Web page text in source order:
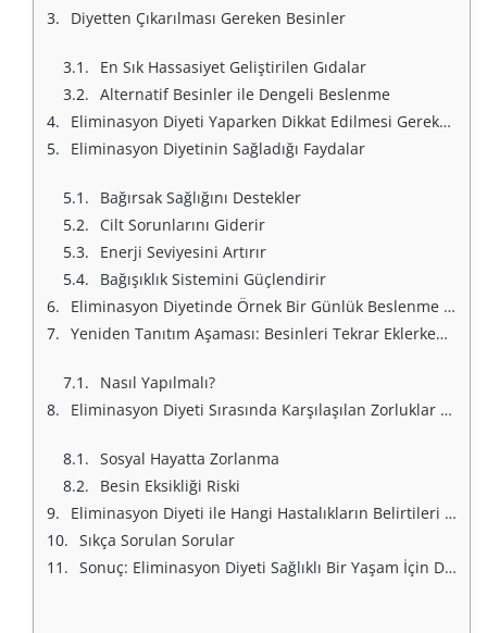
Diyetten Çıkarılması Gereken Besinler
En Sık Hassasiyet Geliştirilen Gıdalar
Alternatif Besinler ile Dengeli Beslenme
Eliminasyon Diyeti Yaparken Dikkat Edilmesi Gerekenler
Eliminasyon Diyetinin Sağladığı Faydalar
Bağırsak Sağlığını Destekler
Cilt Sorunlarını Giderir
Enerji Seviyesini Artırır
Bağışıklık Sistemini Güçlendirir
Eliminasyon Diyetinde Örnek Bir Günlük Beslenme Planı
Yeniden Tanıtım Aşaması: Besinleri Tekrar Eklerken Nelere Dikkat Edilmeli?
Nasıl Yapılmalı?
Eliminasyon Diyeti Sırasında Karşılaşılan Zorluklar ve Çözümleri
Sosyal Hayatta Zorlanma
Besin Eksikliği Riski
Eliminasyon Diyeti ile Hangi Hastalıkların Belirtileri Hafifleyebilir?
Sıkça Sorulan Sorular
Sonuç: Eliminasyon Diyeti Sağlıklı Bir Yaşam İçin Doğru Bir Adım Mı?